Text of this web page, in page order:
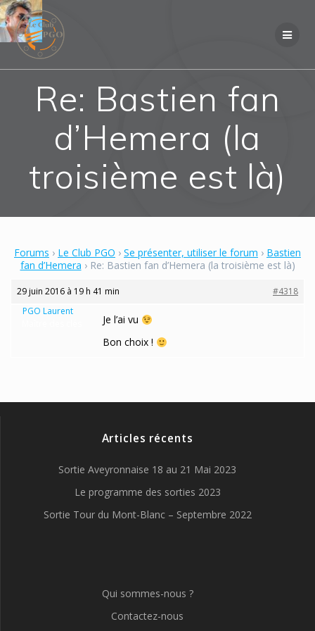
Re: Bastien fan
d’Hemera (la
troisième est là)
Forums › Le Club PGO › Se présenter, utiliser le forum › Bastien
fan d’Hemera › Re: Bastien fan d’Hemera (la troisième est là)
29 juin 2016 à 19 h 41 min
#4318
PGO Laurent
Je l’ai vu
Bon choix !
Articles récents
Sortie Aveyronnaise 18 au 21 Mai 2023
Le programme des sorties 2023
Sortie Tour du Mont-Blanc – Septembre 2022
Qui sommes-nous ?
Contactez-nous